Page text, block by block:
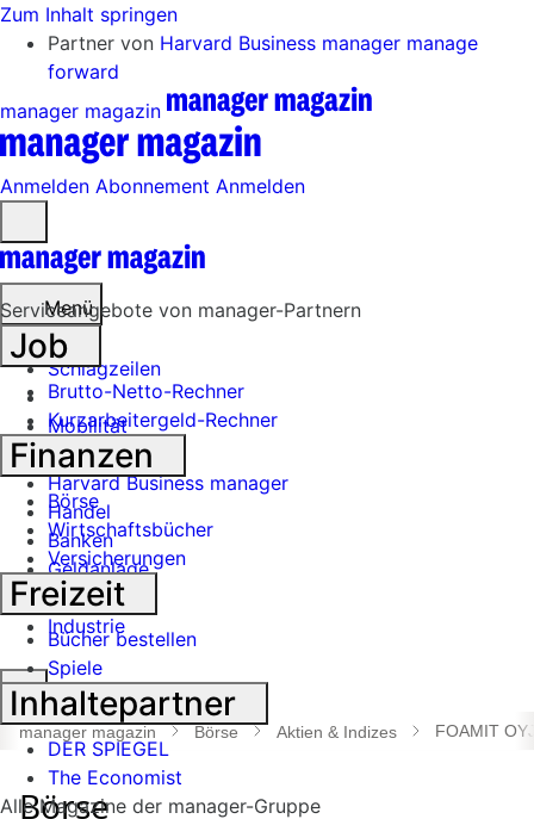
Zum Inhalt springen
Partner von Harvard Business manager manage
forward
manager magazin
Anmelden Abonnement Anmelden
öffnen
Menü
Schlagzeilen
Mobilität
Tech
Harvard Business manager
Handel
Banken
Geldanlage
Börse
Industrie
Suche
öffnen
manager magazin Börse Aktien & Indizes FOAMIT
Serviceangebote von manager-Partnern
Job
Brutto-Netto-Rechner
Kurzarbeitergeld-Rechner
Finanzen
Börse
Wirtschaftsbücher
Versicherungen
Freizeit
Bücher bestellen
Spiele
Inhaltepartner
DER SPIEGEL
The Economist
Alle Magazine der manager-Gruppe